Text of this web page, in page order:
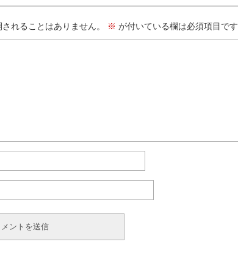
れることはありません。 ※ が付いている欄は必須項目です